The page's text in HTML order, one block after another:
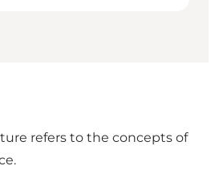
refers to the concepts of